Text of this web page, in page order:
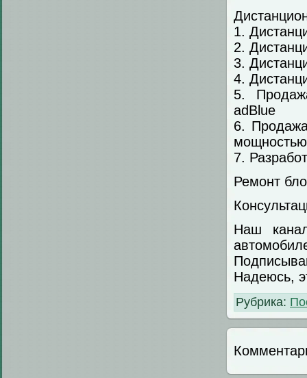
1.
2.
3.
4.
5.
adBlue
6.
7.
Ремонт
Наш
Надеюсь,
Рубрика: